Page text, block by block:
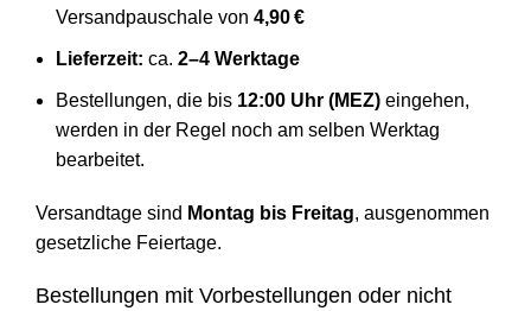
Versandpauschale von 4,90 €
Lieferzeit: ca. 2–4 Werktage
Bestellungen, die bis 12:00 Uhr (MEZ) eingehen,
werden in der Regel noch am selben Werktag
bearbeitet.
Versandtage sind Montag bis Freitag, ausgenommen
gesetzliche Feiertage.
Bestellungen mit Vorbestellungen oder nicht